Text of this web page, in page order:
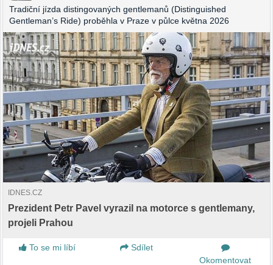
Tradiční jízda distingovaných gentlemanů (Distinguished
Gentleman’s Ride) proběhla v Praze v půlce května 2026
IDNES.CZ
Prezident Petr Pavel vyrazil na motorce s gentlemany,
projeli Prahou
To se mi líbí
Sdílet
Okomentovat